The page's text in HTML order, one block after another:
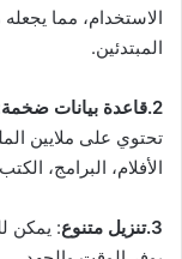
الاستخدام، مما
المبتدئين.
2.قاعدة بيانات ضخمة
تحتوي على ملايين
الأفلام، البرامج،
3.تنزيل متنوع
: يمكن